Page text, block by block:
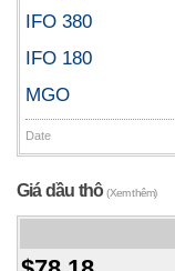
IFO 380
IFO 180
MGO
Date
Giá dầu thô(Xem thêm)